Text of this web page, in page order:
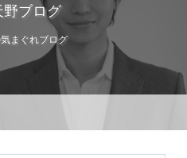
野ブログ
まぐれブログ